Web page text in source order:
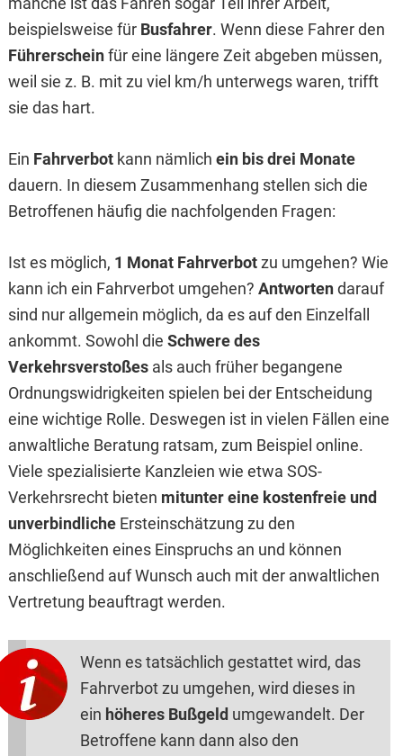
beispielsweise für Busfahrer. Wenn diese Fahrer den
Führerscheinfür eine längere Zeit abgeben müssen,
weil sie z. B. mit zu viel km/h unterwegs waren, trifft
sie das hart.
Ein Fahrverbotkann nämlich ein bis drei Monate
dauern. In diesem Zusammenhang stellen sich die
Betroffenen häufig die nachfolgenden Fragen:
Ist es möglich, 1 Monat Fahrverbotzu umgehen? Wie
kann ich ein Fahrverbot umgehen? Antwortendarauf
sind nur allgemein möglich, da es auf den Einzelfall
ankommt. Sowohl die Schwere des
Verkehrsverstoßesals auch früher begangene
Ordnungswidrigkeiten spielen bei der Entscheidung
eine wichtige Rolle. Deswegen ist in vielen Fällen eine
anwaltliche Beratung ratsam, zum Beispiel online.
Viele spezialisierte Kanzleien wie etwa SOS-
Verkehrsrecht bieten mitunter eine kostenfreie und
unverbindlicheErsteinschätzung zu den
Möglichkeiten eines Einspruchs an und können
anschließend auf Wunsch auch mit der anwaltlichen
Vertretung beauftragt werden.
Wenn es tatsächlich gestattet wird, das
Fahrverbot zu umgehen, wird dieses in
ein höheres Bußgeld umgewandelt. Der
Betroffene kann dann also den